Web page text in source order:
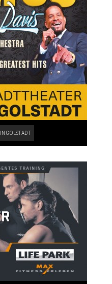
INGOLSTADT